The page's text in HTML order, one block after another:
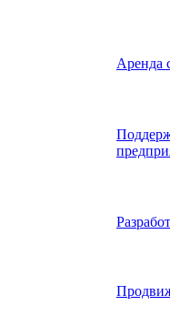
Аренда